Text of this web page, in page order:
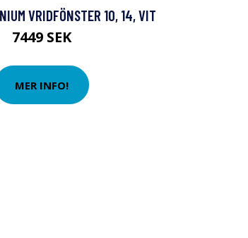
VRIDFÖNSTER 10, 14, VIT
7449 SEK
MER INFO!